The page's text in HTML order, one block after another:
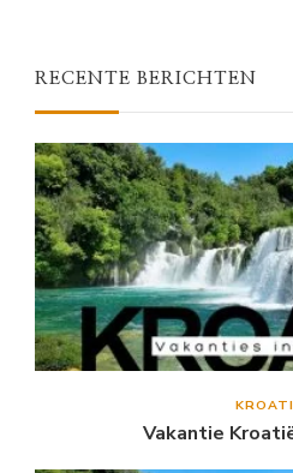
RECENTE BERICHTEN
Vakantie